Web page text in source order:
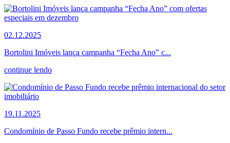
02.12.2025
Bortolini Imóveis lança campanha “Fecha Ano” c...
continue lendo
19.11.2025
Condomínio de Passo Fundo recebe prêmio intern...